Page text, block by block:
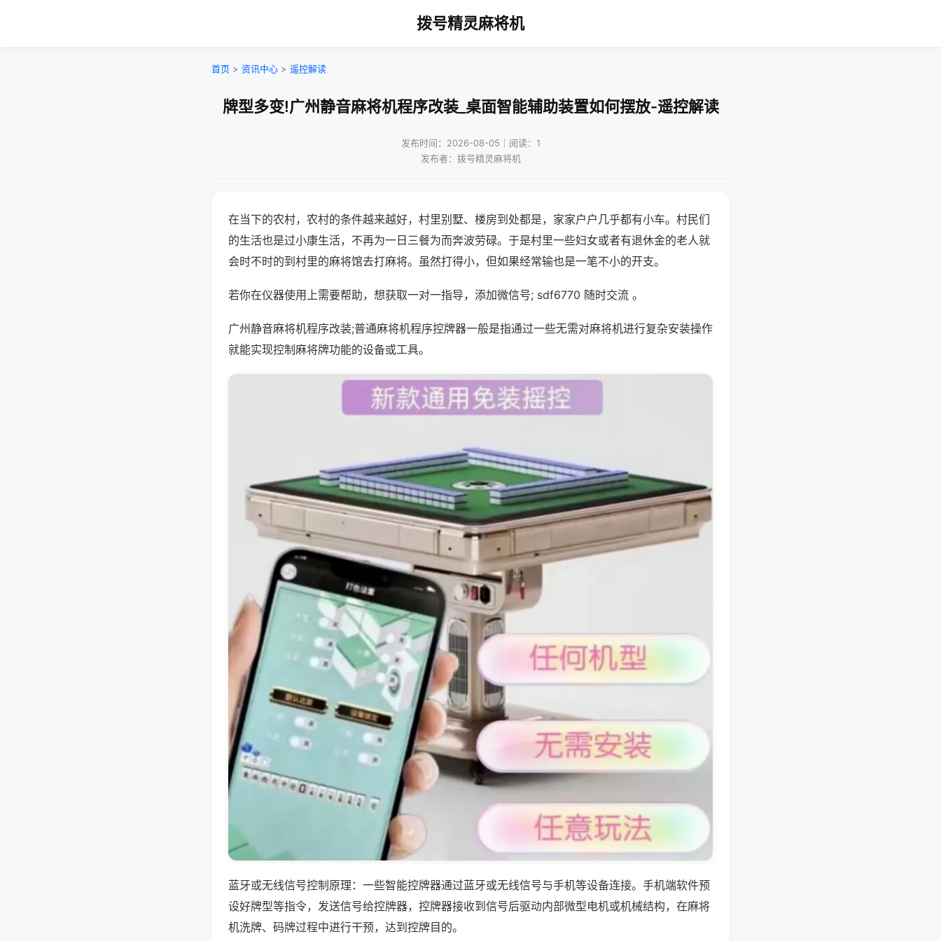
拨号精灵麻将机
首页 > 资讯中心 > 遥控解读
牌型多变!广州静音麻将机程序改装_桌面智能辅助装置如何摆放-遥控解读
发布时间：2026-08-05｜阅读：1
发布者：拨号精灵麻将机
在当下的农村，农村的条件越来越好，村里别墅、楼房到处都是，家家户户几乎都有小车。村民们
的生活也是过小康生活，不再为一日三餐为而奔波劳碌。于是村里一些妇女或者有退休金的老人就
会时不时的到村里的麻将馆去打麻将。虽然打得小，但如果经常输也是一笔不小的开支。
若你在仪器使用上需要帮助，想获取一对一指导，添加微信号; sdf6770 随时交流 。
广州静音麻将机程序改装;普通麻将机程序控牌器一般是指通过一些无需对麻将机进行复杂安装操作
就能实现控制麻将牌功能的设备或工具。
蓝牙或无线信号控制原理：一些智能控牌器通过蓝牙或无线信号与手机等设备连接。手机端软件预
设好牌型等指令，发送信号给控牌器，控牌器接收到信号后驱动内部微型电机或机械结构，在麻将
机洗牌、码牌过程中进行干预，达到控牌目的。